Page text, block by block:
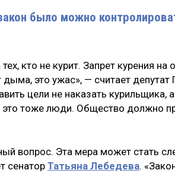
было можно
кто не курит. Запрет курения на
это ужас», — считает депутат
цели не наказать курильщика,
тоже люди. Общество должно
вопрос. Эта мера может стать
сенатор Татьяна Лебедева.